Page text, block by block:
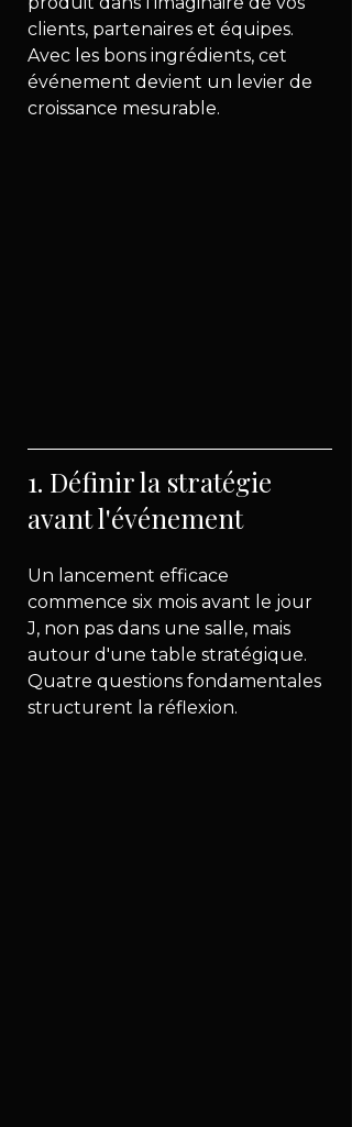
clients, partenaires et équipes.
Avec les bons ingrédients, cet
événement devient un levier de
croissance mesurable.
1. Définir la stratégie
avant l'événement
Un lancement efficace
commence six mois avant le jour
J, non pas dans une salle, mais
autour d'une table stratégique.
Quatre questions fondamentales
structurent la réflexion.